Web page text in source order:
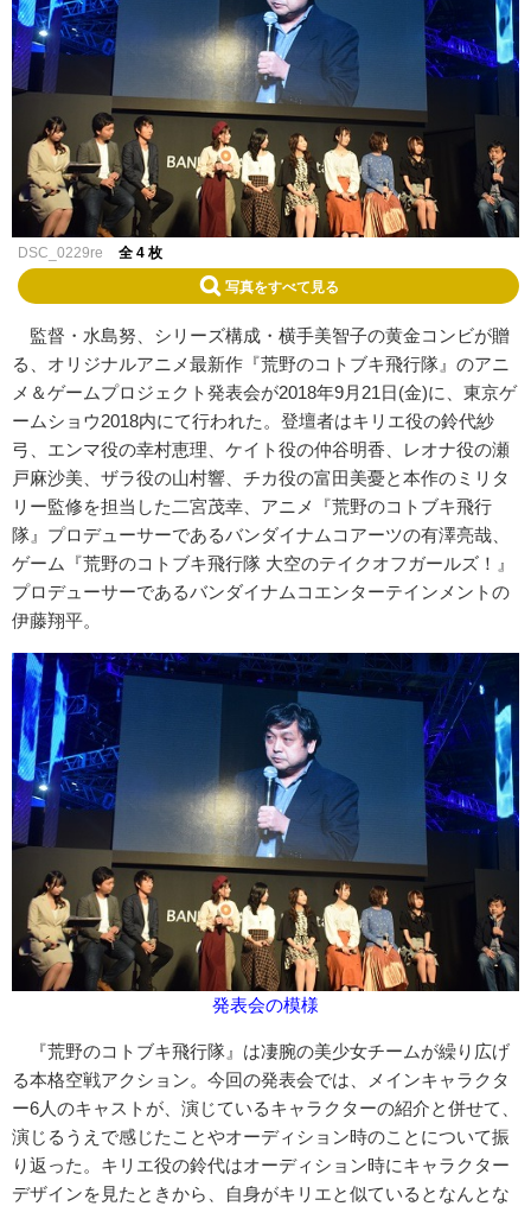
DSC_0229re 全 4 枚
写真をすべて見る
監督・水島努、シリーズ構成・横手美智子の黄金コンビが贈
る、オリジナルアニメ最新作『荒野のコトブキ飛行隊』のアニ
メ＆ゲームプロジェクト発表会が2018年9月21日(金)に、東京ゲ
ームショウ2018内にて行われた。登壇者はキリエ役の鈴代紗
弓、エンマ役の幸村恵理、ケイト役の仲谷明香、レオナ役の瀬
戸麻沙美、ザラ役の山村響、チカ役の富田美憂と本作のミリタ
リー監修を担当した二宮茂幸、アニメ『荒野のコトブキ飛行
隊』プロデューサーであるバンダイナムコアーツの有澤亮哉、
ゲーム『荒野のコトブキ飛行隊 大空のテイクオフガールズ！』
プロデューサーであるバンダイナムコエンターテインメントの
伊藤翔平。
発表会の模様
『荒野のコトブキ飛行隊』は凄腕の美少女チームが繰り広げ
る本格空戦アクション。今回の発表会では、メインキャラクタ
ー6人のキャストが、演じているキャラクターの紹介と併せて、
演じるうえで感じたことやオーディション時のことについて振
り返った。キリエ役の鈴代はオーディション時にキャラクター
デザインを見たときから、自身がキリエと似ているとなんとな